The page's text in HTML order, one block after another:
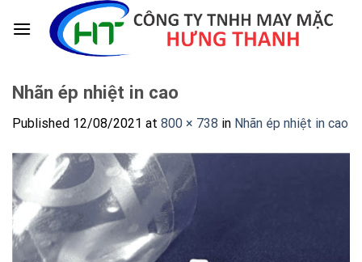
Nhãn ép nhiệt in cao
Published 12/08/2021 at 800 × 738 in Nhãn ép nhiệt in cao